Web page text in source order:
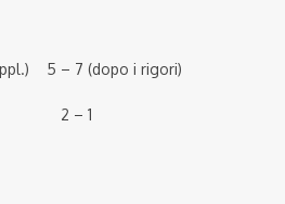
5 – 7 (dopo i rigori)
2 – 1